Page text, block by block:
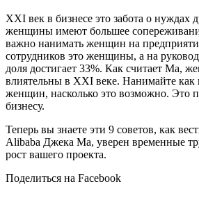
XXI век в бизнесе это забота о нуждах
женщины имеют большее
важно нанимать женщин на
сотрудников это женщины, а на
доля достигает 33%. Как считает Ма,
влиятельны в XXI веке. Нанимайте
женщин, насколько это возможно. Это
бизнесу.
Теперь вы знаете эти 9 советов, как
Alibaba Джека Ма, уверен временные
рост вашего проекта.
Поделиться на Facebook